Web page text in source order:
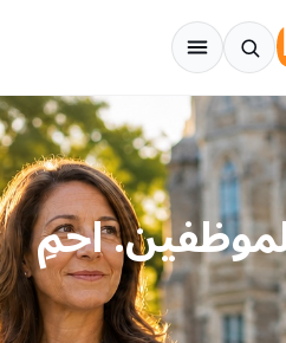
احمِ